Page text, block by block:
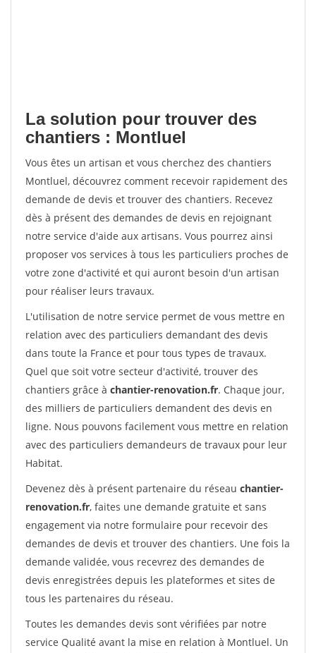
La solution pour trouver des
chantiers : Montluel
Vous êtes un artisan et vous cherchez des chantiers
Montluel, découvrez comment recevoir rapidement des
demande de devis et trouver des chantiers. Recevez
dès à présent des demandes de devis en rejoignant
notre service d'aide aux artisans. Vous pourrez ainsi
proposer vos services à tous les particuliers proches de
votre zone d'activité et qui auront besoin d'un artisan
pour réaliser leurs travaux.
L'utilisation de notre service permet de vous mettre en
relation avec des particuliers demandant des devis
dans toute la France et pour tous types de travaux.
Quel que soit votre secteur d'activité, trouver des
chantiers grâce à chantier-renovation.fr. Chaque jour,
des milliers de particuliers demandent des devis en
ligne. Nous pouvons facilement vous mettre en relation
avec des particuliers demandeurs de travaux pour leur
Habitat.
Devenez dès à présent partenaire du réseau chantier-
renovation.fr, faites une demande gratuite et sans
engagement via notre formulaire pour recevoir des
demandes de devis et trouver des chantiers. Une fois la
demande validée, vous recevrez des demandes de
devis enregistrées depuis les plateformes et sites de
tous les partenaires du réseau.
Toutes les demandes devis sont vérifiées par notre
service Qualité avant la mise en relation à Montluel. Un